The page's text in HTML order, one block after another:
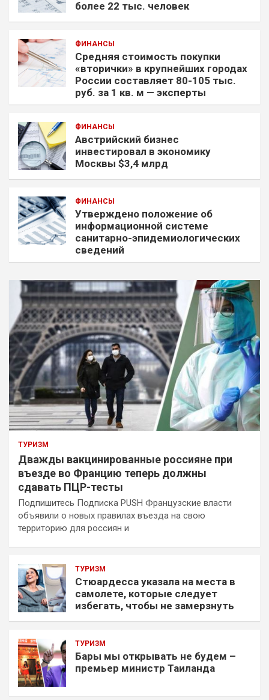
более 22 тыс. человек
ФИНАНСЫ
Средняя стоимость покупки
«вторички» в крупнейших городах
России составляет 80-105 тыс.
руб. за 1 кв. м — эксперты
ФИНАНСЫ
Австрийский бизнес
инвестировал в экономику
Москвы $3,4 млрд
ФИНАНСЫ
Утверждено положение об
информационной системе
санитарно-эпидемиологических
сведений
ТУРИЗМ
Дважды вакцинированные россияне при
въезде во Францию теперь должны
сдавать ПЦР-тесты
Подпишитесь Подписка PUSH Французские власти
объявили о новых правилах въезда на свою
территорию для россиян и
ТУРИЗМ
Стюардесса указала на места в
самолете, которые следует
избегать, чтобы не замерзнуть
ТУРИЗМ
Бары мы открывать не будем –
премьер министр Таиланда